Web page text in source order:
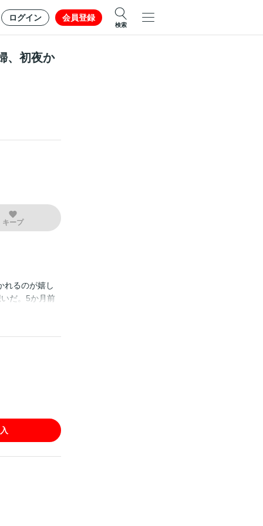
ログイン 会員登録
検索
、初夜か
キープ
れるのが嬉し
だ。5か月前
く解す指遣い